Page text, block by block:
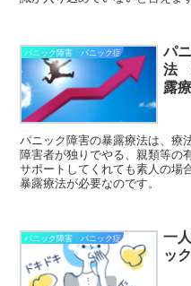
パニック障害 パニック症
パ
法
露
パニック障害の暴露療法は、療
障害者が独りでやる、親類等の
サポートしてくれても素人の場
暴露療法が必要なのです。
パニック障害 パニック症
一
ッ